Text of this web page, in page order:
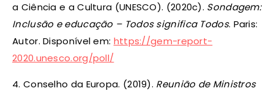
a Ciência e a Cultura (UNESCO). (2020c). Sondagem:
Inclusão e educação – Todos significa Todos. Paris:
Autor. Disponível em: https://gem-report-
2020.unesco.org/poll/
4. Conselho da Europa. (2019). Reunião de Ministros